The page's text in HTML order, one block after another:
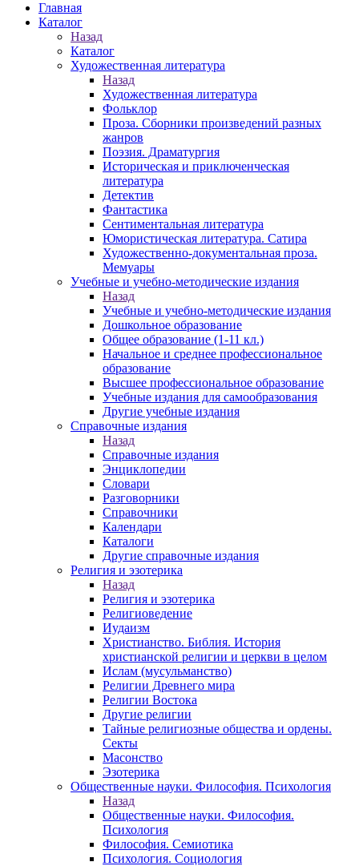
Главная
Каталог
Назад
Каталог
Художественная литература
Назад
Художественная литература
Фольклор
Проза. Сборники произведений разных
жанров
Поэзия. Драматургия
Историческая и приключенческая
литература
Детектив
Фантастика
Сентиментальная литература
Юмористическая литература. Сатира
Художественно-документальная проза.
Мемуары
Учебные и учебно-методические издания
Назад
Учебные и учебно-методические издания
Дошкольное образование
Общее образование (1-11 кл.)
Начальное и среднее профессиональное
образование
Высшее профессиональное образование
Учебные издания для самообразования
Другие учебные издания
Справочные издания
Назад
Справочные издания
Энциклопедии
Словари
Разговорники
Справочники
Календари
Каталоги
Другие справочные издания
Религия и эзотерика
Назад
Религия и эзотерика
Религиоведение
Иудаизм
Христианство. Библия. История
христианской религии и церкви в целом
Ислам (мусульманство)
Религии Древнего мира
Религии Востока
Другие религии
Тайные религиозные общества и ордены.
Секты
Масонство
Эзотерика
Общественные науки. Философия. Психология
Назад
Общественные науки. Философия.
Психология
Философия. Семиотика
Психология. Социология